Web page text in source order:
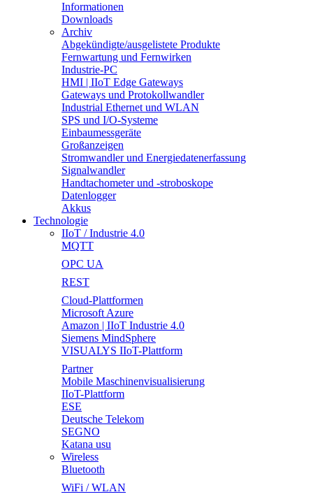
Informationen
Downloads
Archiv
Abgekündigte/ausgelistete Produkte
Fernwartung und Fernwirken
Industrie-PC
HMI | IIoT Edge Gateways
Gateways und Protokollwandler
Industrial Ethernet und WLAN
SPS und I/O-Systeme
Einbaumessgeräte
Großanzeigen
Stromwandler und Energiedatenerfassung
Signalwandler
Handtachometer und -stroboskope
Datenlogger
Akkus
Technologie
IIoT / Industrie 4.0
MQTT
OPC UA
REST
Cloud-Plattformen
Microsoft Azure
Amazon | IIoT Industrie 4.0
Siemens MindSphere
VISUALYS IIoT-Plattform
Partner
Mobile Maschinenvisualisierung
IIoT-Plattform
ESE
Deutsche Telekom
SEGNO
Katana usu
Wireless
Bluetooth
WiFi / WLAN